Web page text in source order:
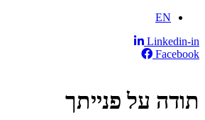
EN
Linkedin-in
Facebook
תודה על פנייתך